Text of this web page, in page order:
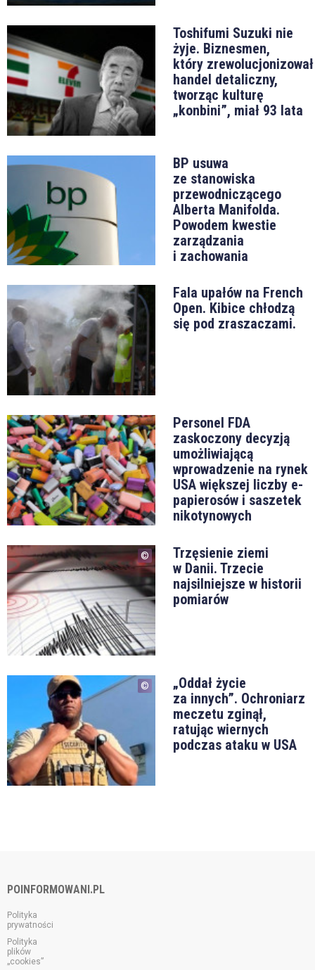
Toshifumi Suzuki nie
żyje. Biznesmen,
który zrewolucjonizował
handel detaliczny,
tworząc kulturę
„konbini”, miał 93 lata
BP usuwa
ze stanowiska
przewodniczącego
Alberta Manifolda.
Powodem kwestie
zarządzania
i zachowania
Fala upałów na French
Open. Kibice chłodzą
się pod zraszaczami.
Personel FDA
zaskoczony decyzją
umożliwiającą
wprowadzenie na rynek
USA większej liczby e-
papierosów i saszetek
nikotynowych
Trzęsienie ziemi
w Danii. Trzecie
najsilniejsze w historii
pomiarów
„Oddał życie
za innych”. Ochroniarz
meczetu zginął,
ratując wiernych
podczas ataku w USA
POINFORMOWANI.PL
Polityka
prywatności
Polityka
plików
„cookies”